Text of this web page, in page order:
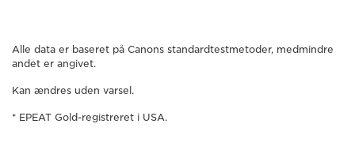
Alle data er baseret på Canons standardtestmetoder, medmindre
andet er angivet.
Kan ændres uden varsel.
* EPEAT Gold-registreret i USA.